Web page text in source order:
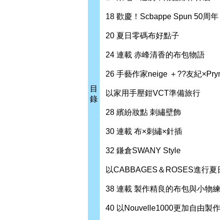
目
錄
18 歡慶！Scbappe Spun 50周年
20 夏日零碼布好點子
24 連載 赤峰清香的布包物語
26 手藝作家neige ＋??友紀
以家用手壓鉗VCT準備旅行
28 繽紛妝點 刺繡壁飾
30 連載 布×刺繡×針插
32 鎌倉SWANY Style
以CABBAGES＆ROSES進行夏
38 連載 製作精良的布包與小物
40 以Nouvelle1000更加自由製